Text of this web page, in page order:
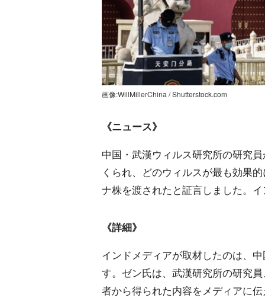
画像:WillMillerChina / Shutterstock.com
《ニュース》
中国・武漢ウィルス研究所の研究
くられ、どのウィルスが最も効果
ナ株を渡されたと証言しました。
《詳細》
インドメディアが取材したのは、
す。ゼン氏は、武漢研究所の研究
者から得られた内容をメディアに